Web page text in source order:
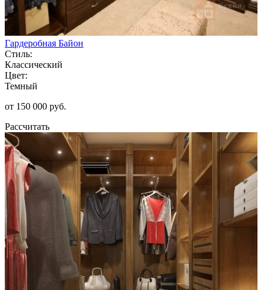
Гардеробная Байон
Стиль:
Классический
Цвет:
Темный
от 150 000 руб.
Рассчитать